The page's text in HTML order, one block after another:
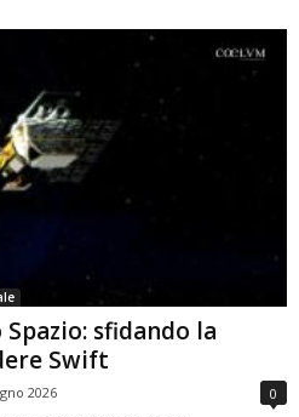
sfidando la
Swift
2026 0